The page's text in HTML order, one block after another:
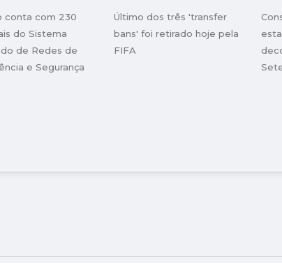
conta com 230
do Sistema
de Redes de
e Segurança
Último dos três 'transfer
bans' foi retirado hoje pela
FIFA